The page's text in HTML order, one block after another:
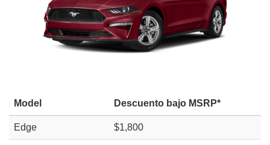
Model Descuento bajo MSRP*
Edge $1,800